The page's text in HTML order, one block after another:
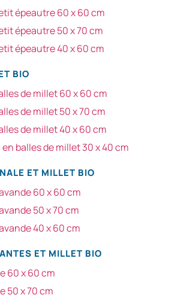
épeautre 60 x 60 cm
épeautre 50 x 70 cm
épeautre 40 x 60 cm
BIO
de millet 60 x 60 cm
de millet 50 x 70 cm
de millet 40 x 60 cm
balles de millet 30 x 40 cm
ET MILLET BIO
60 x 60 cm
50 x 70 cm
40 x 60 cm
ET MILLET BIO
60 x 60 cm
50 x 70 cm